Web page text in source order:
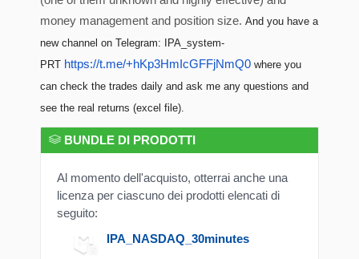
money management and position size. And you have a
new channel on Telegram: IPA_system-
PRT https://t.me/+hKp3HmIcGFFjNmQ0 where you
can check the trades daily and ask me any questions and
see the real returns (excel file).
BUNDLE DI PRODOTTI
Al momento dell'acquisto, otterrai anche una
licenza per ciascuno dei prodotti elencati di
seguito:
IPA_NASDAQ_30minutes